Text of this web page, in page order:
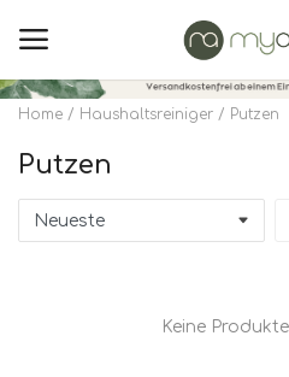
Kategorien
Home Haushaltsreiniger Putzen
Putzen
Keine